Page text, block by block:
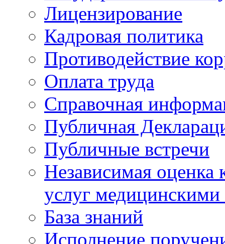
Лицензирование
Кадровая политика
Противодействие
Оплата труда
Справочная
Публичная
Публичные встречи
Независимая оценка
услуг
База знаний
Исполнение